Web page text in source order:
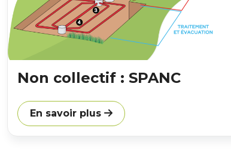
Non collectif : SPANC
En savoir plus